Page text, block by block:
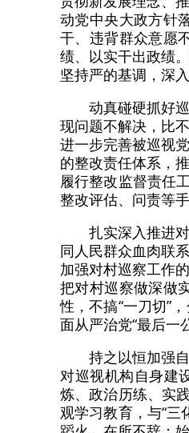
动党中央大政方针
干、违背群众意愿
绩、以实干出政绩
坚持严的基调，深
动真碰硬抓好
现问题不解决，比
进一步完善被巡视
的整改责任体系，
履行整改监督责任
整改评估、问责等
扎实深入推进
同人民群众血肉联
加强对村巡察工作
把对村巡察做深做
性，不搞“一刀切”
面从严治党“最后一
持之以恒加强
对巡视机构自身建
炼、政治历练、实
观学习教育，与“